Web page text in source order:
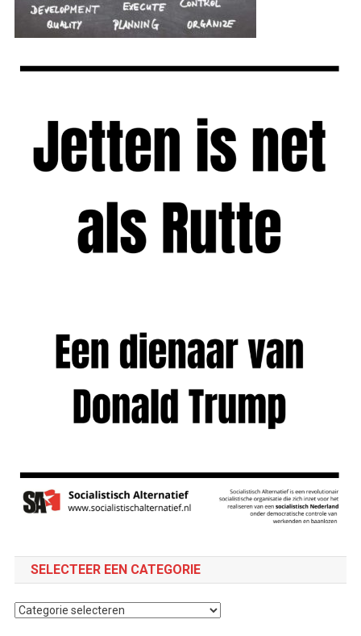
SELECTEER EEN CATEGORIE
Selecteer